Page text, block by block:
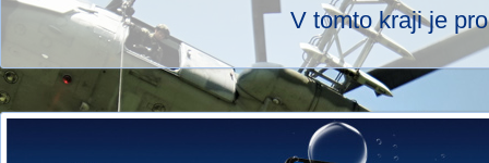
V tomto kraji je